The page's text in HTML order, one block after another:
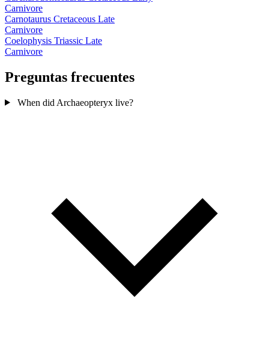
Carnivore
Carnotaurus Cretaceous Late
Carnivore
Coelophysis Triassic Late
Carnivore
Preguntas frecuentes
When did Archaeopteryx live?